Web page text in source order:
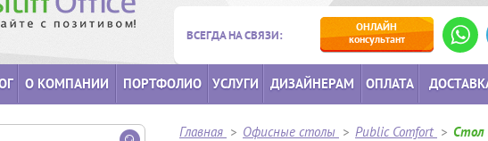
ВСЕГДА НА СВЯЗИ:
ОНЛАЙН
консультант
О КОМПАНИИ ПОРТФОЛИО УСЛУГИ ДИЗАЙНЕРАМ ОПЛАТА
Главная > Офисные столы > Public Comfort > Стол